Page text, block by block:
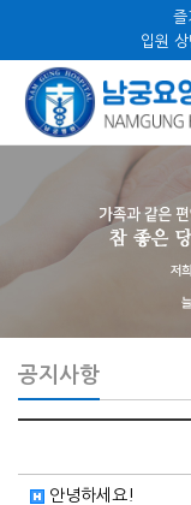
즐
입원
공지사항
안녕하세요!